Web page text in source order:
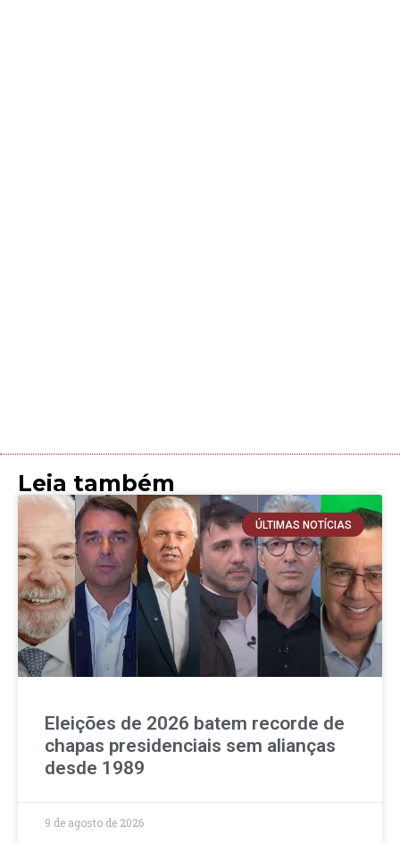
Leia também
ÚLTIMAS NOTÍCIAS
Eleições de 2026 batem recorde de
chapas presidenciais sem alianças
desde 1989
9 de agosto de 2026